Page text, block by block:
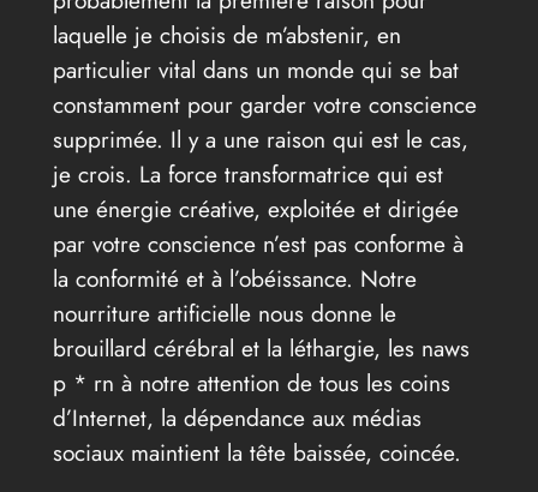
laquelle je choisis de m’abstenir, en
particulier vital dans un monde qui se bat
constamment pour garder votre conscience
supprimée. Il y a une raison qui est le cas,
je crois. La force transformatrice qui est
une énergie créative, exploitée et dirigée
par votre conscience n’est pas conforme à
la conformité et à l’obéissance. Notre
nourriture artificielle nous donne le
brouillard cérébral et la léthargie, les naws
p * rn à notre attention de tous les coins
d’Internet, la dépendance aux médias
sociaux maintient la tête baissée, coincée.